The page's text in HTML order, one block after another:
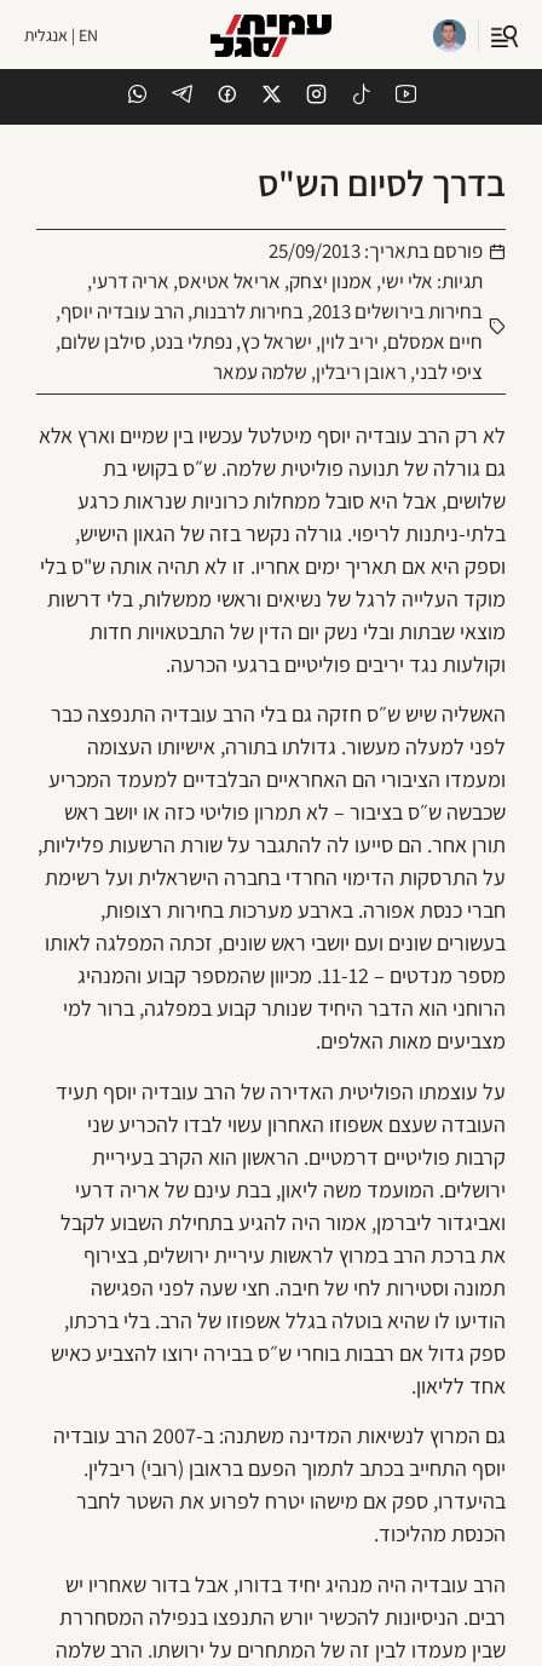
EN | אנגלית
בדרך לסיום הש"ס
פורסם בתאריך:25/09/2013
תגיות: אלי ישי, אמנון יצחק, אריאל אטיאס, אריה דרעי,
בחירות בירושלים 2013
,בחירות לרבנות,הרב עובדיה יוסף,
חיים אמסלם, יריב לוין, ישראל כץ, נפתלי בנט, סילבן שלום,
ציפי לבני, ראובן ריבלין, שלמה עמאר
לא רק הרב עובדיה יוסף מיטלטל עכשיו בין שמיים וארץ אלא
גם גורלה של תנועה פוליטית שלמה. ש״ס בקושי בת
שלושים, אבל היא סובל ממחלות כרוניות שנראות כרגע
בלתי-ניתנות לריפוי. גורלה נקשר בזה של הגאון הישיש,
וספק היא אם תאריך ימים אחריו. זו לא תהיה אותה ש"ס בלי
מוקד העלייה לרגל של נשיאים וראשי ממשלות, בלי דרשות
מוצאי שבתות ובלי נשק יום הדין של התבטאויות חדות
וקולעות נגד יריבים פוליטיים ברגעי הכרעה.
האשליה שיש ש״ס חזקה גם בלי הרב עובדיה התנפצה כבר
לפני למעלה מעשור. גדולתו בתורה, אישיותו העצומה
ומעמדו הציבורי הם האחראיים הבלבדיים למעמד המכריע
שכבשה ש״ס בציבור – לא תמרון פוליטי כזה או יושב ראש
תורן אחר. הם סייעו לה להתגבר על שורת הרשעות פליליות,
על התרסקות הדימוי החרדי בחברה הישראלית ועל רשימת
חברי כנסת אפורה. בארבע מערכות בחירות רצופות,
בעשורים שונים ועם יושבי ראש שונים, זכתה המפלגה לאותו
מספר מנדטים – 11-12. מכיוון שהמספר קבוע והמנהיג
הרוחני הוא הדבר היחיד שנותר קבוע במפלגה, ברור למי
מצביעים מאות האלפים.
על עוצמתו הפוליטית האדירה של הרב עובדיה יוסף תעיד
העובדה שעצם אשפוזו האחרון עשוי לבדו להכריע שני
קרבות פוליטיים דרמטיים. הראשון הוא הקרב בעיריית
ירושלים. המועמד משה ליאון, בבת עינם של אריה דרעי
ואביגדור ליברמן, אמור היה להגיע בתחילת השבוע לקבל
את ברכת הרב במרוץ לראשות עיריית ירושלים, בצירוף
תמונה וסטירות לחי של חיבה. חצי שעה לפני הפגישה
הודיעו לו שהיא בוטלה בגלל אשפוזו של הרב. בלי ברכתו,
ספק גדול אם רבבות בוחרי ש״ס בבירה ירוצו להצביע כאיש
אחד לליאון.
גם המרוץ לנשיאות המדינה משתנה: ב-2007 הרב עובדיה
יוסף התחייב בכתב לתמוך הפעם בראובן (רובי) ריבלין.
בהיעדרו, ספק אם מישהו יטרח לפרוע את השטר לחבר
הכנסת מהליכוד.
הרב עובדיה היה מנהיג יחיד בדורו, אבל בדור שאחריו יש
רבים. הניסיונות להכשיר יורש התנפצו בנפילה המסחררת
שבין מעמדו לבין זה של המתחרים על ירושתו. הרב שלמה